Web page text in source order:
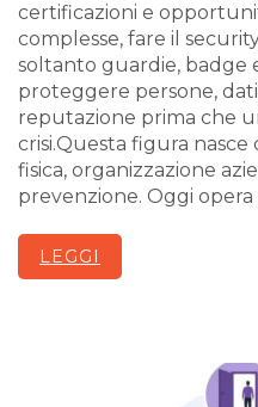
certificazioni e
complesse, fare il
soltanto guardie, badge
proteggere persone,
reputazione prima che
crisi.Questa figura nasce
fisica, organizzazione
prevenzione. Oggi
LEGGI